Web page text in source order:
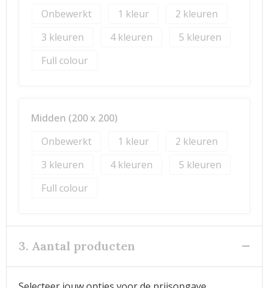
Onbewerkt
1
2
3
4
5
Full colour
Midden (200 x 200)
Onbewerkt
1
2
3
4
5
Full colour
3. Aantal producten